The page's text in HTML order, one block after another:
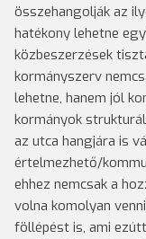
összehangolják az
hatékony lehetne
közbeszerzések
kormányszerv
lehetne, hanem jól
kormányok
az utca hangjára is
értelmezhető/
ehhez nemcsak a
volna komolyan
föllépést is, ami